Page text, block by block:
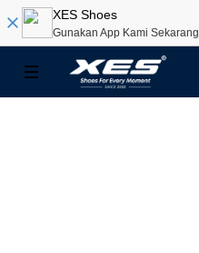
XES Shoes
Gunakan App Kami Sekarang